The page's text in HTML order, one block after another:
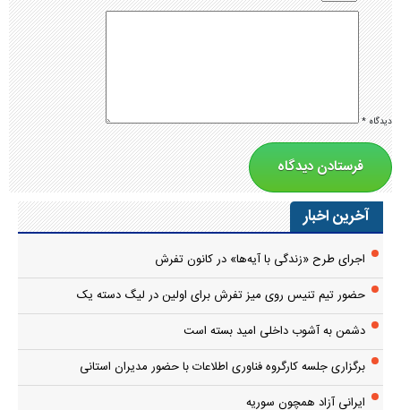
دیدگاه*
آخرین اخبار
اجرای طرح «زندگی با آیه‌ها» در کانون تفرش
حضور تیم تنیس روی میز تفرش برای اولین در لیگ دسته یک
دشمن به آشوب داخلی امید بسته است
برگزاری جلسه کارگروه فناوری اطلاعات با حضور مدیران استانی
ایرانی آزاد همچون سوریه